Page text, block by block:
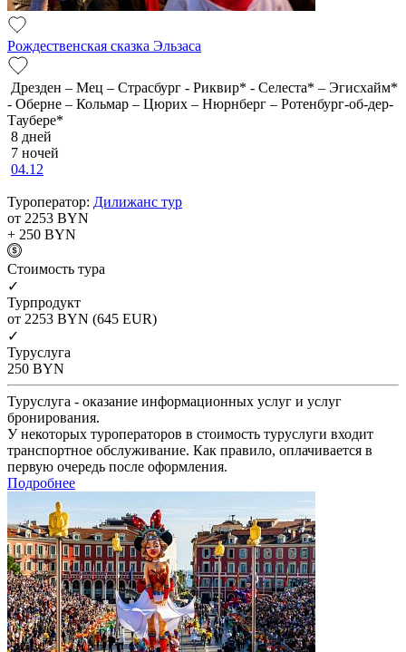
Рождественская сказка Эльзаса
Дрезден – Мец – Страсбург - Риквир* - Селеста* – Эгисхайм*
- Оберне – Кольмар – Цюрих – Нюрнберг – Ротенбург-об-дер-
Таубере*
8 дней
7 ночей
04.12
Туроператор: Дилижанс тур
от 2253 BYN
+ 250 BYN
Cтоимость тура
✓
Турпродукт
от 2253 BYN (645 EUR)
✓
Туруслуга
250 BYN
Туруслуга - оказание информационных услуг и услуг
бронирования.
У некоторых туроператоров в стоимость туруслуги входит
транспортное обслуживание. Как правило, оплачивается в
первую очередь после оформления.
Подробнее